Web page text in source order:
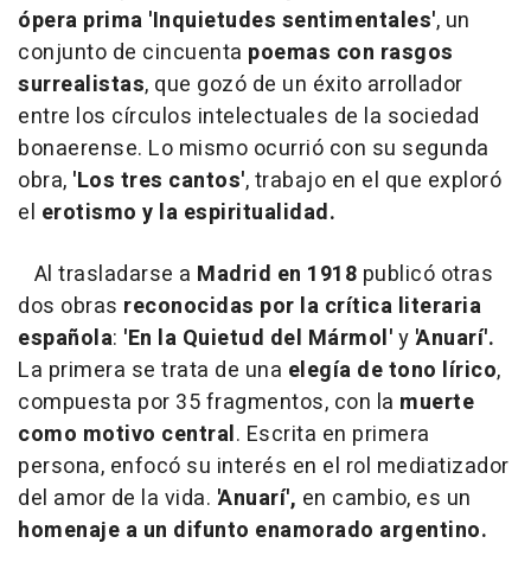
ópera prima 'Inquietudes sentimentales', un
conjunto de cincuenta poemas con rasgos
surrealistas, que gozó de un éxito arrollador
entre los círculos intelectuales de la sociedad
bonaerense. Lo mismo ocurrió con su segunda
obra, 'Los tres cantos', trabajo en el que exploró
el erotismo y la espiritualidad.
Al trasladarse a Madrid en 1918 publicó otras
dos obras reconocidas por la crítica literaria
española: 'En la Quietud del Mármol'y 'Anuarí'.
La primera se trata de una elegía de tono lírico,
compuesta por 35 fragmentos, con la muerte
como motivo central. Escrita en primera
persona, enfocó su interés en el rol mediatizador
del amor de la vida. 'Anuarí', en cambio, es un
homenaje a un difunto enamorado argentino.